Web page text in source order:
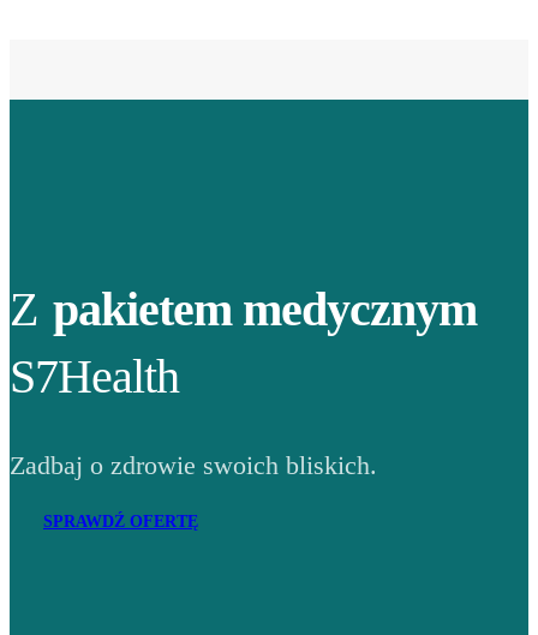
Z pakietem medycznym
S7Health
Zadbaj o zdrowie swoich bliskich.
SPRAWDŹ OFERTĘ